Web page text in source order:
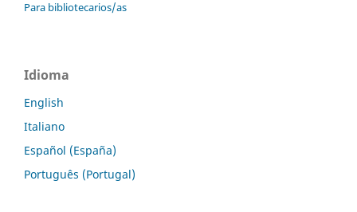
Para bibliotecarios/as
Idioma
English
Italiano
Español (España)
Português (Portugal)